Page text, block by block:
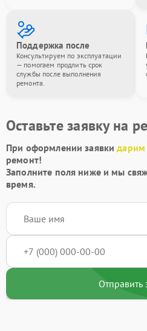
Поддержка после
Консультируем по эксплуатации
— помогаем продлить срок
службы после выполнения
ремонта.
Оставьте заявку на
При оформлении заявкидарим
ремонт!
Заполните поля ниже и мы
время.
Отправить